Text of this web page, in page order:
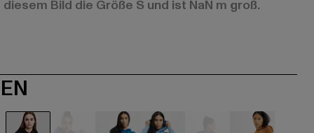
Bild die Größe S und ist NaN m groß.